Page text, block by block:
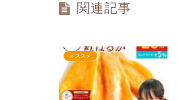
関連記事
オススメ